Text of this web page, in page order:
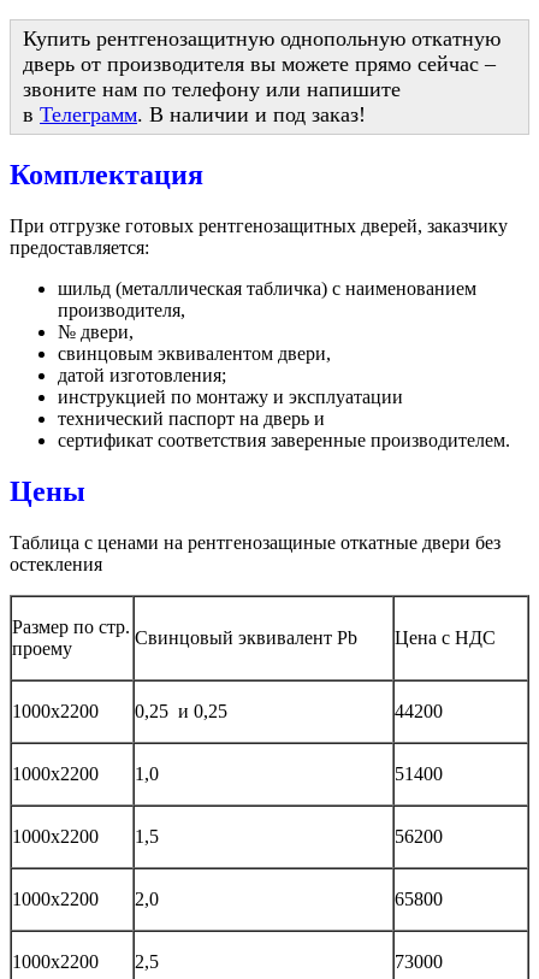
Купить рентгенозащитную однопольную откатную
дверь от производителя вы можете прямо сейчас –
звоните нам по телефону или напишите
в Телеграмм. В наличии и под заказ!
Комплектация
При отгрузке готовых рентгенозащитных дверей, заказчику
предоставляется:
шильд (металлическая табличка) с наименованием
производителя,
№ двери,
свинцовым эквивалентом двери,
датой изготовления;
инструкцией по монтажу и эксплуатации
технический паспорт на дверь и
сертификат соответствия заверенные производителем.
Цены
Таблица с ценами на рентгенозащиные откатные двери без
остекления
Размер по стр.
проему
Свинцовый эквивалент Pb Цена с НДС
1000х2200 0,25 и 0,25 44200
1000х2200 1,0 51400
1000х2200 1,5 56200
1000х2200 2,0 65800
1000х2200 2,5 73000